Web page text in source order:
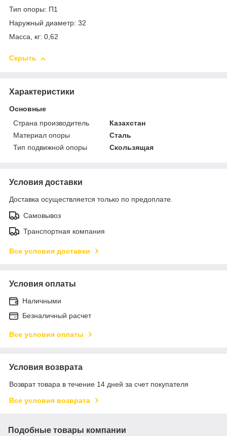
Тип опоры: П1
Наружный диаметр: 32
Масса, кг: 0,62
Скрыть
Характеристики
Основные
Страна производитель
Казахстан
Материал опоры
Сталь
Тип подвижной опоры
Скользящая
Условия доставки
Доставка осуществляется только по предоплате.
Самовывоз
Транспортная компания
Все условия доставки
Условия оплаты
Наличными
Безналичный расчет
Все условия оплаты
Условия возврата
Возврат товара в течение 14 дней за счет покупателя
Все условия возврата
Подобные товары компании